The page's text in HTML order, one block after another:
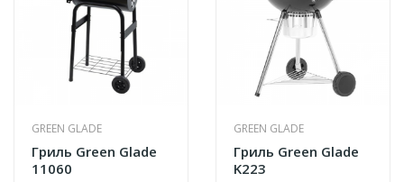
GREEN GLADE
Гриль Green Glade
11060
GREEN GLADE
Гриль Green Glade
K223